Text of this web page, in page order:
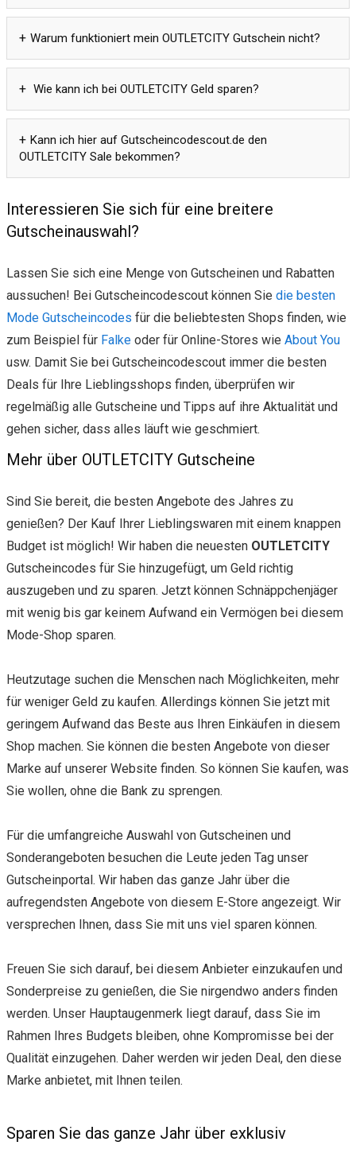
Warum funktioniert mein OUTLETCITY Gutschein nicht?
Wie kann ich bei OUTLETCITY Geld sparen?
Kann ich hier auf Gutscheincodescout.de den
OUTLETCITY Sale bekommen?
Interessieren Sie sich für eine breitere
Gutscheinauswahl?
Lassen Sie sich eine Menge von Gutscheinen und Rabatten
aussuchen! Bei Gutscheincodescout können Sie die besten
Mode Gutscheincodes für die beliebtesten Shops finden, wie
zum Beispiel für Falke oder für Online-Stores wie About You
usw. Damit Sie bei Gutscheincodescout immer die besten
Deals für Ihre Lieblingsshops finden, überprüfen wir
regelmäßig alle Gutscheine und Tipps auf ihre Aktualität und
gehen sicher, dass alles läuft wie geschmiert.
Mehr über OUTLETCITY Gutscheine
Sind Sie bereit, die besten Angebote des Jahres zu
genießen? Der Kauf Ihrer Lieblingswaren mit einem knappen
Budget ist möglich! Wir haben die neuesten OUTLETCITY
Gutscheincodes für Sie hinzugefügt, um Geld richtig
auszugeben und zu sparen. Jetzt können Schnäppchenjäger
mit wenig bis gar keinem Aufwand ein Vermögen bei diesem
Mode-Shop sparen.
Heutzutage suchen die Menschen nach Möglichkeiten, mehr
für weniger Geld zu kaufen. Allerdings können Sie jetzt mit
geringem Aufwand das Beste aus Ihren Einkäufen in diesem
Shop machen. Sie können die besten Angebote von dieser
Marke auf unserer Website finden. So können Sie kaufen, was
Sie wollen, ohne die Bank zu sprengen.
Für die umfangreiche Auswahl von Gutscheinen und
Sonderangeboten besuchen die Leute jeden Tag unser
Gutscheinportal. Wir haben das ganze Jahr über die
aufregendsten Angebote von diesem E-Store angezeigt. Wir
versprechen Ihnen, dass Sie mit uns viel sparen können.
Freuen Sie sich darauf, bei diesem Anbieter einzukaufen und
Sonderpreise zu genießen, die Sie nirgendwo anders finden
werden. Unser Hauptaugenmerk liegt darauf, dass Sie im
Rahmen Ihres Budgets bleiben, ohne Kompromisse bei der
Qualität einzugehen. Daher werden wir jeden Deal, den diese
Marke anbietet, mit Ihnen teilen.
Sparen Sie das ganze Jahr über exklusiv